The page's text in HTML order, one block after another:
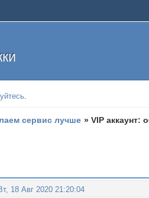
.
сервис лучше »VIP аккаунт:
18 Авг 2020 21:20:04